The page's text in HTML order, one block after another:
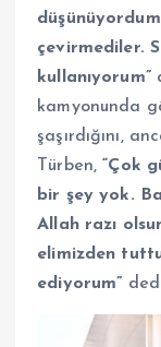
çevirmediler.
kullanıyorum”
kamyonunda
şaşırdığını,
Türben,“Çok
bir şey yok.
Allah razı
elimizden
ediyorum”